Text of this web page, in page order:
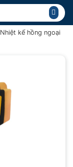
Nhiệt kế hồng ngoại